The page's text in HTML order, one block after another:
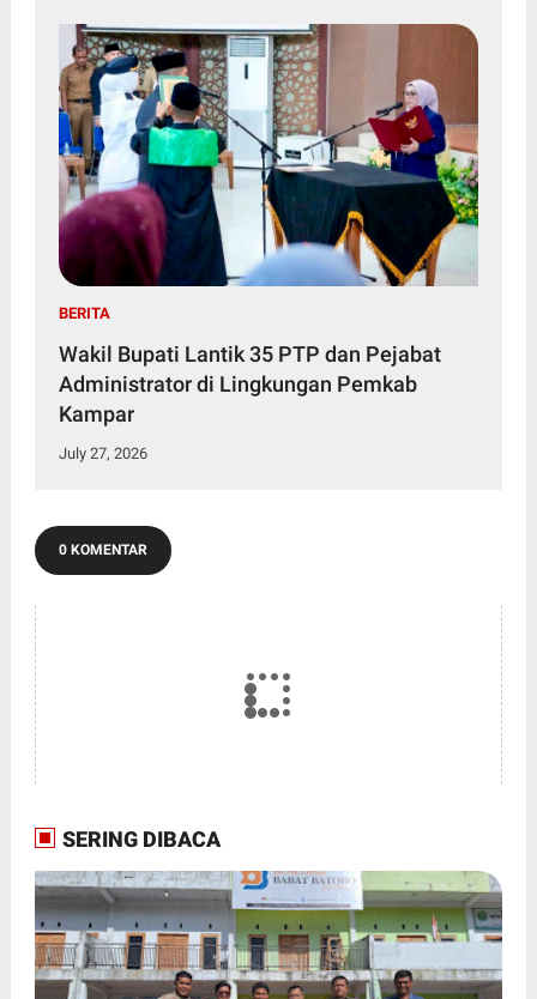
BERITA
Wakil Bupati Lantik 35 PTP dan Pejabat
Administrator di Lingkungan Pemkab
Kampar
July 27, 2026
0 KOMENTAR
SERING DIBACA